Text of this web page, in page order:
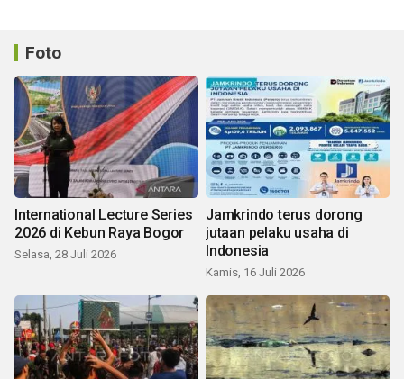
Foto
International Lecture Series
2026 di Kebun Raya Bogor
Selasa, 28 Juli 2026
Jamkrindo terus dorong
jutaan pelaku usaha di
Indonesia
Kamis, 16 Juli 2026